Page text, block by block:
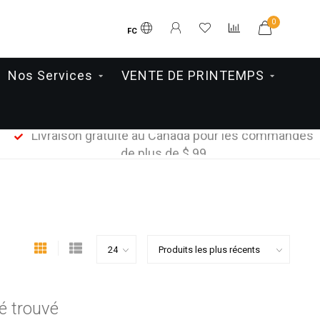
FC
0
Nos Services VENTE DE PRINTEMPS
Livraison gratuite au Canada pour les commandes
de plus de $ 99
trouvé